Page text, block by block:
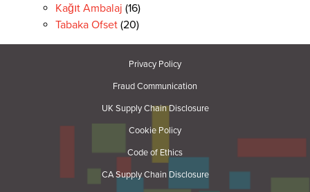
Kağıt Ambalaj (16)
Tabaka Ofset (20)
Privacy Policy
Fraud Communication
UK Supply Chain Disclosure
Cookie Policy
Code of Ethics
CA Supply Chain Disclosure